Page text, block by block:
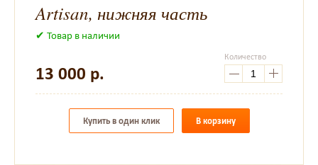
Artisan, нижняя часть
✔ Товар в наличии
13 000 р.
Количество
Купить в один клик В корзину